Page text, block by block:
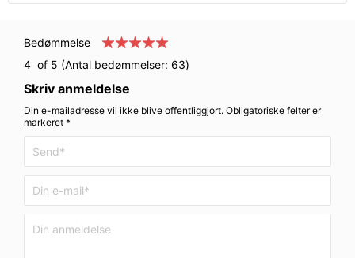
Bedømmelse
4 of 5 (Antal bedømmelser: 63)
Skriv anmeldelse
Din e-mailadresse vil ikke blive offentliggjort. Obligatoriske felter er
markeret *